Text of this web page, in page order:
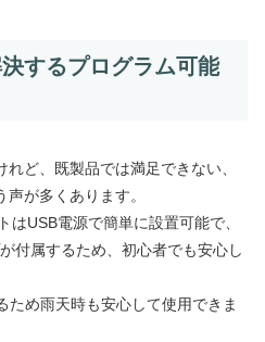
するプログラム可能
ど、既製品では満足できない、
が多くあります。
USB電源で簡単に設置可能で、
付属するため、初心者でも安心し
ため雨天時も安心して使用できま